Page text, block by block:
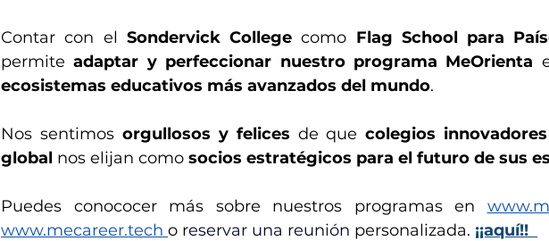
Contar con el Sondervick College como Flag School para
permite adaptar y perfeccionar nuestro programa MeOrienta
ecosistemas educativos más avanzados del mundo.
Nos sentimos orgullosos y felices de que colegios
global nos elijan como socios estratégicos para el futuro de sus
Puedes conococer más sobre nuestros programas en
www.mecareer.tech o reservar una reunión personalizada. ¡¡aquí!!